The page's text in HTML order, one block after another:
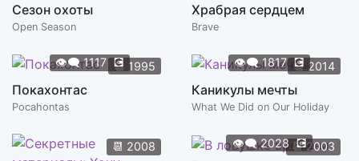
Сезон охоты
Open Season
Храбрая сердцем
Brave
📆 1995
👁️‍🗨️1117 💽
Покахонтас
Pocahontas
📆 2014
👁️‍🗨️1817 💽
Каникулы мечты
What We Did on Our Holiday
📆 2008 📆2003
👁️‍🗨️2028 💽